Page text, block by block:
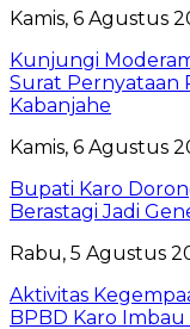
Kamis, 6 Agustus
Kunjungi
Surat Pernyataan
Kabanjahe
Kamis, 6 Agustus
Bupati Karo
Berastagi Jadi
Rabu, 5 Agustus
Aktivitas
BPBD Karo Imbau